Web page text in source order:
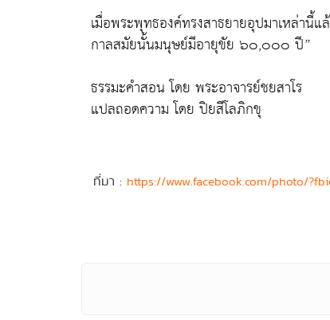
เมื่อพระพุทธองค์ทรงสาธยายอุปมาเหล่านี้
กาลสมัยนั้นมนุษย์มีอายุขัย ๖๐,๐๐๐ ปี”
ธรรมะคำสอน โดย พระอาจารย์ชยสาโร
แปลถอดความ โดย ปิยสีโลภิกขุ
ที่มา : https://www.facebook.com/photo/